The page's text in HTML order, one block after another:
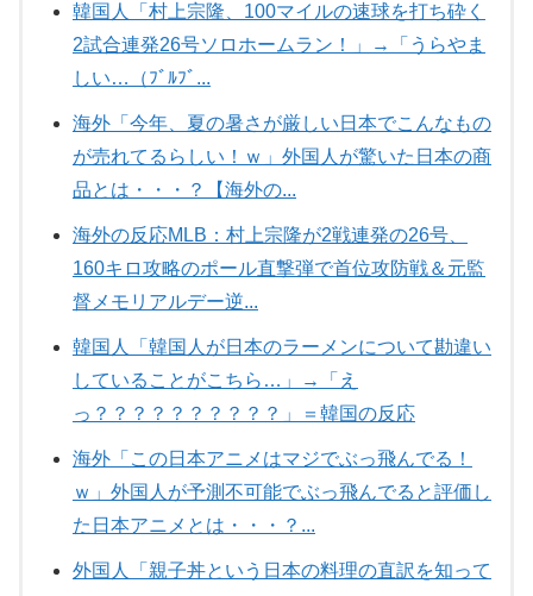
韓国人「村上宗隆、100マイルの速球を打ち砕く
2試合連発26号ソロホームラン！」→「うらやま
しい…（ﾌﾞﾙﾌﾞ...
海外「今年、夏の暑さが厳しい日本でこんなもの
が売れてるらしい！ｗ」外国人が驚いた日本の商
品とは・・・？【海外の...
海外の反応MLB：村上宗隆が2戦連発の26号、
160キロ攻略のポール直撃弾で首位攻防戦＆元監
督メモリアルデー逆...
韓国人「韓国人が日本のラーメンについて勘違い
していることがこちら…」→「え
っ？？？？？？？？？？」＝韓国の反応
海外「この日本アニメはマジでぶっ飛んでる！
ｗ」外国人が予測不可能でぶっ飛んでると評価し
た日本アニメとは・・・？...
外国人「親子丼という日本の料理の直訳を知って